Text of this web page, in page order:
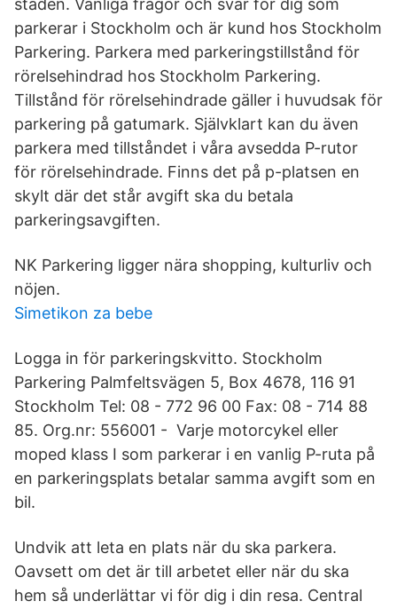
staden. Vanliga frågor och svar för dig som
parkerar i Stockholm och är kund hos Stockholm
Parkering. Parkera med parkeringstillstånd för
rörelsehindrad hos Stockholm Parkering.
Tillstånd för rörelsehindrade gäller i huvudsak för
parkering på gatumark. Självklart kan du även
parkera med tillståndet i våra avsedda P-rutor
för rörelsehindrade. Finns det på p-platsen en
skylt där det står avgift ska du betala
parkeringsavgiften.
NK Parkering ligger nära shopping, kulturliv och
nöjen.
Simetikon za bebe
Logga in för parkeringskvitto. Stockholm
Parkering Palmfeltsvägen 5, Box 4678, 116 91
Stockholm Tel: 08 - 772 96 00 Fax: 08 - 714 88
85. Org.nr: 556001 - Varje motorcykel eller
moped klass I som parkerar i en vanlig P-ruta på
en parkeringsplats betalar samma avgift som en
bil.
Undvik att leta en plats när du ska parkera.
Oavsett om det är till arbetet eller när du ska
hem så underlättar vi för dig i din resa. Central